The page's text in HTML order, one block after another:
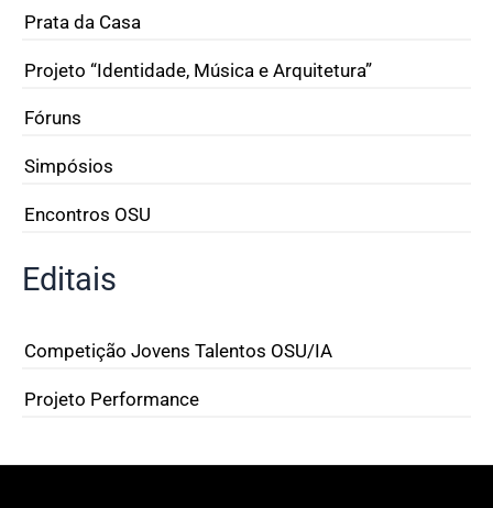
Prata da Casa
Projeto “Identidade, Música e Arquitetura”
Fóruns
Simpósios
Encontros OSU
Editais
Competição Jovens Talentos OSU/IA
Projeto Performance